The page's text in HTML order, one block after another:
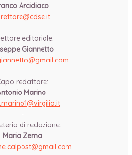
Arcidiaco
editoriale:
Giannetto
redattore:
Marino
di redazione:
Maria Zema
gmail.com